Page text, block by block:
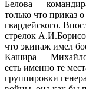
Белова —
только что приказ
гвардейского.
стрелок
что экипаж имел
Кашира —
есть именно те
группировки